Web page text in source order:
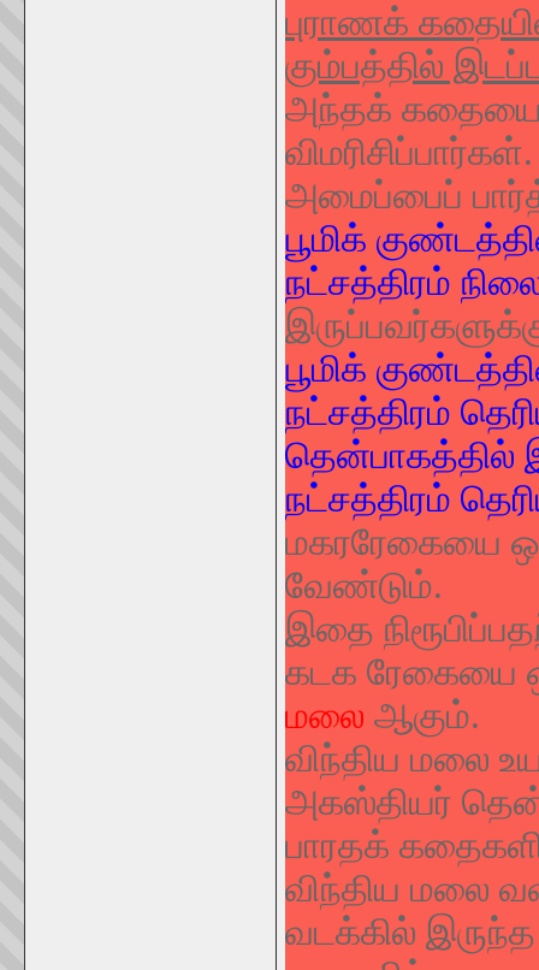
புராணக்
கும்பத்தில்
அந்தக் கதையை
அமைப்பைப்
பூமிக்
நட்சத்திரம்
பூமிக்
நட்சத்திரம்
தென்பாகத்தில்
நட்சத்திரம்
மகரரேகையை
வேண்டும்.
இதை
கடக ரேகையை
மலை ஆகும்.
விந்திய மலை
அகஸ்தியர் தென்
பாரதக்
விந்திய மலை
வடக்கில்